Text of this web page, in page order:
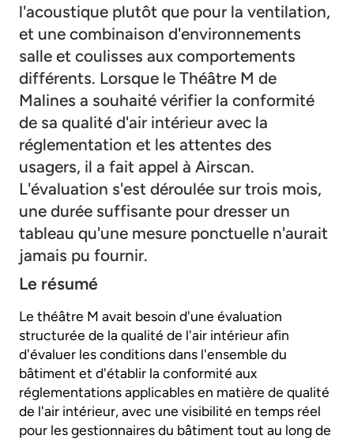
l'acoustique plutôt que pour la ventilation,
et une combinaison d'environnements
salle et coulisses aux comportements
différents. Lorsque le Théâtre M de
Malines a souhaité vérifier la conformité
de sa qualité d'air intérieur avec la
réglementation et les attentes des
usagers, il a fait appel à Airscan.
L'évaluation s'est déroulée sur trois mois,
une durée suffisante pour dresser un
tableau qu'une mesure ponctuelle n'aurait
jamais pu fournir.
Le résumé
Le théâtre M avait besoin d'une évaluation
structurée de la qualité de l'air intérieur afin
d'évaluer les conditions dans l'ensemble du
bâtiment et d'établir la conformité aux
réglementations applicables en matière de qualité
de l'air intérieur, avec une visibilité en temps réel
pour les gestionnaires du bâtiment tout au long de